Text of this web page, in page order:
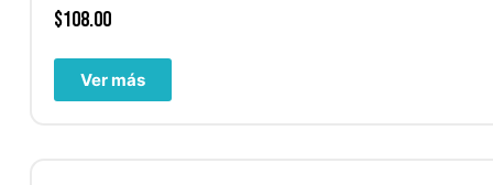
$108.00
Ver más